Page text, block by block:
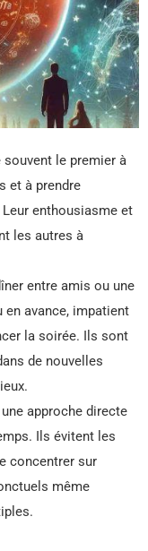
souvent le premier à
et à prendre
enthousiasme et
les autres à
entre amis ou une
en avance, impatient
la soirée. Ils sont
de nouvelles
approche directe
Ils évitent les
concentrer sur
même